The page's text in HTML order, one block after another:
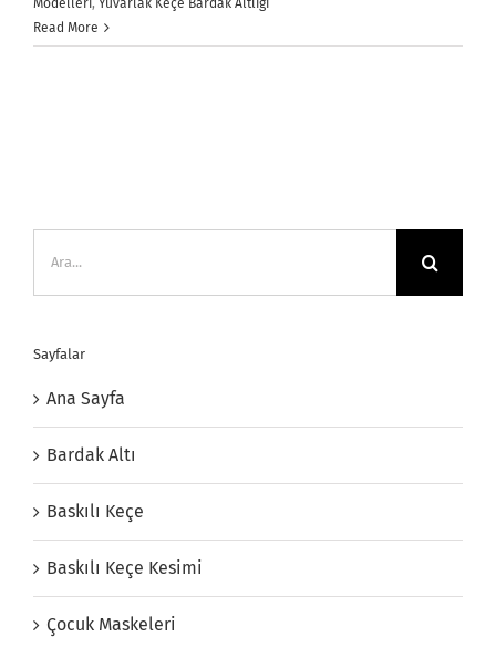
Modelleri , Yuvarlak Keçe Bardak Altlığı
Read More
Sayfalar
Ana Sayfa
Bardak Altı
Baskılı Keçe
Baskılı Keçe Kesimi
Çocuk Maskeleri